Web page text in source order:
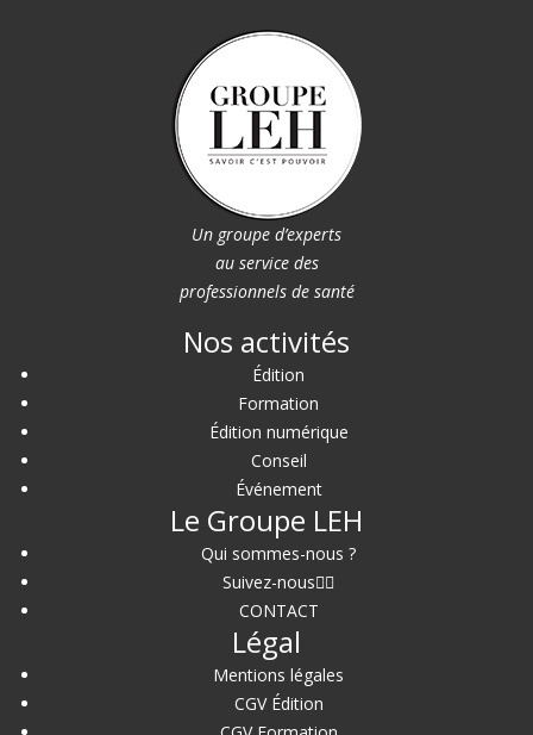
Un groupe d’experts
au service des
professionnels de santé
Nos activités
Édition
Formation
Édition numérique
Conseil
Événement
Le Groupe LEH
Qui sommes-nous ?
Suivez-nous
CONTACT
Légal
Mentions légales
CGV Édition